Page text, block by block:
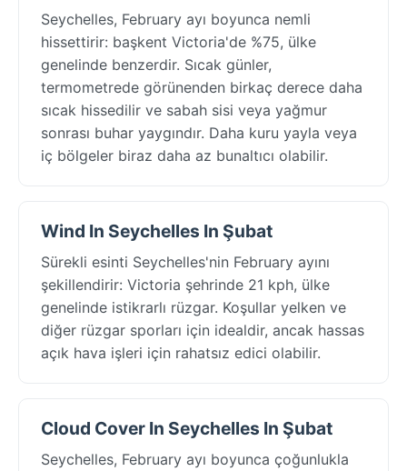
Seychelles, February ayı boyunca nemli
hissettirir: başkent Victoria'de %75, ülke
genelinde benzerdir. Sıcak günler,
termometrede görünenden birkaç derece daha
sıcak hissedilir ve sabah sisi veya yağmur
sonrası buhar yaygındır. Daha kuru yayla veya
iç bölgeler biraz daha az bunaltıcı olabilir.
Wind In Seychelles In Şubat
Sürekli esinti Seychelles'nin February ayını
şekillendirir: Victoria şehrinde 21 kph, ülke
genelinde istikrarlı rüzgar. Koşullar yelken ve
diğer rüzgar sporları için idealdir, ancak hassas
açık hava işleri için rahatsız edici olabilir.
Cloud Cover In Seychelles In Şubat
Seychelles, February ayı boyunca çoğunlukla